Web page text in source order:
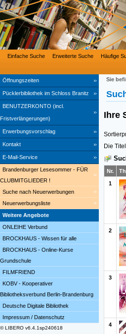
Öffnungszeiten
Pücklerbibliothek im Schloss Branitz
BENUTZERKONTO (incl.
Fristverlängerungen)
Erwerbungsvorschlag
Kontakt
E-Mail-Service
Einfache Suche Erweiterte Suche Häufige
Brandenburger Lesesommer - FÜR
CLUBMITGLIEDER !
Suche nach Neuerwerbungen
Neuerwerbungsliste
Weitere Angebote
ONLEIHE Verbund
BROCKHAUS - Wissen für alle
BROCKHAUS - Online-Kurse
Grundschule
FILMFRIEND
KOBV - Kooperativer
Bibliotheksverbund Berlin-Brandenburg
Deutsche Digitale Bibliothek
Impressum / Datenschutz
© LIBERO v6.4.1sp240618
Sie
Ihre
Die
Nr.
1
2
3
4